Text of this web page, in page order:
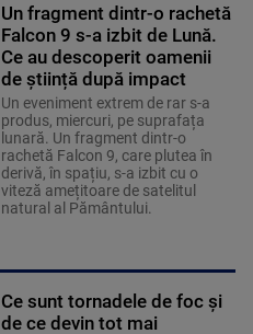
Un fragment dintr-o rachetă
Falcon 9 s-a izbit de Lună.
Ce au descoperit oamenii
de știință după impact
Un eveniment extrem de rar s-a
produs, miercuri, pe suprafața
lunară. Un fragment dintr-o
rachetă Falcon 9, care plutea în
derivă, în spațiu, s-a izbit cu o
viteză amețitoare de satelitul
natural al Pământului.
Ce sunt tornadele de foc și
de ce devin tot mai